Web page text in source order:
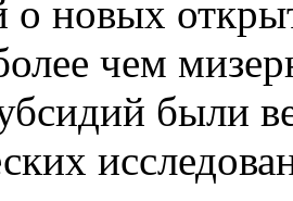
о новых
чем
были